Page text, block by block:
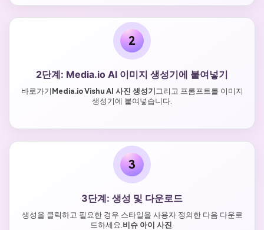
2
2단계: Media.io AI 이미지 생성기에 붙여넣기
바로가기 Media.io Vishu AI 사진 생성기 그리고 프롬프트를 이미지
생성기에 붙여넣습니다.
3
3단계: 생성 및 다운로드
생성을 클릭하고 필요한 경우 스타일을 사용자 정의한 다음 다운로
드하세요. 비슈 아이 사진